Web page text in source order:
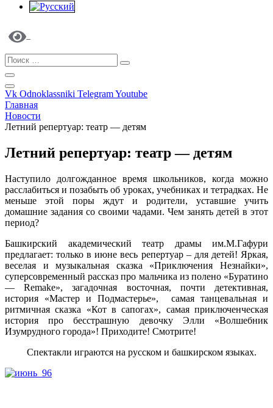
Vk Odnoklassniki TelegramYoutube
Главная
Новости
Летний репертуар: театр — детям
Летний репертуар: театр — детям
Наступило долгожданное время школьников, когда можно
расслабиться и позабыть об уроках, учебниках и тетрадках. Не
меньше этой поры ждут и родители, уставшие учить
домашние задания со своими чадами. Чем занять детей в этот
период?
Башкирский академический театр драмы им.М.Гафури
предлагает: только в июне весь репертуар – для детей! Яркая,
веселая и музыкальная сказка «Приключения Незнайки»,
суперсовременный рассказ про мальчика из полено «Буратино
— Remake», загадочная восточная, почти детективная,
история «Мастер и Подмастерье», самая танцевальная и
ритмичная сказка «Кот в сапогах», самая приключенческая
история про бесстрашную девочку Элли «Волшебник
Изумрудного города»! Приходите! Смотрите!
Спектакли играются на русском и башкирском языках.